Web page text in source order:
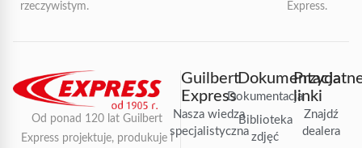
rzeczywistym.
Express.
Od ponad 120 lat Guilbert
Express projektuje, produkuje i
Guilbert
Express
Nasza wiedza
specjalistyczna
Dokumentacja
Dokumentacja
Biblioteka
zdjęć
linki
Znajdź
dealera